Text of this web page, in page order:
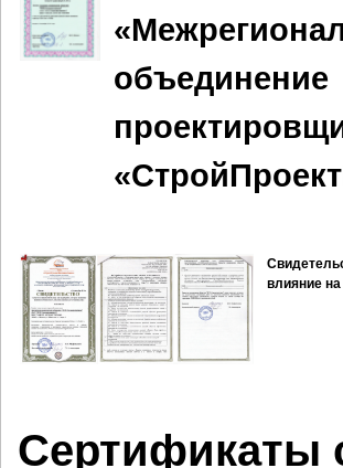
объединение
влияние на
Сертификаты